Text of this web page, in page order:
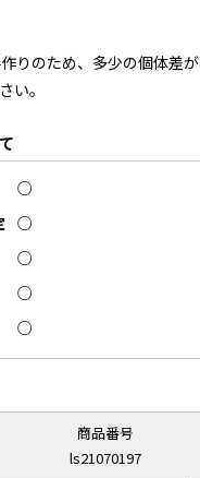
りのため、多少の個体差
い。
○
○
○
○
○
商品番号
ls21070197